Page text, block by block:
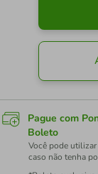
Pague com
Boleto
Você pode
caso não tenha